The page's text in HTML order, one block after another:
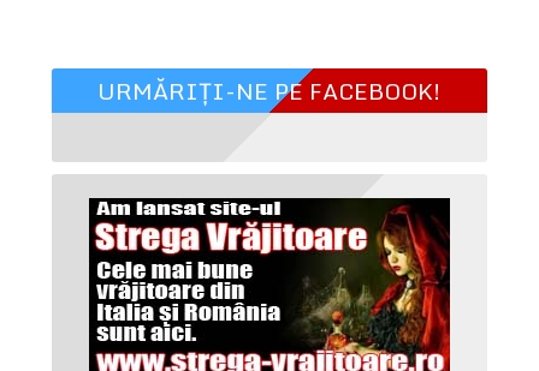
URMĂRIȚI-NE PE FACEBOOK!